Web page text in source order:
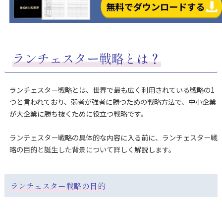
ランチェスター戦略とは？
ランチェスター戦略とは、世界で最も広く利用されている戦略の1
つと言われており、弱者が強者に勝つための戦略方法で、中小企業
が大企業に勝ち抜くために役立つ戦略です。
ランチェスター戦略の具体的な内容に入る前に、ランチェスター戦
略の目的と誕生した背景について詳しく解説します。
ランチェスター戦略の目的